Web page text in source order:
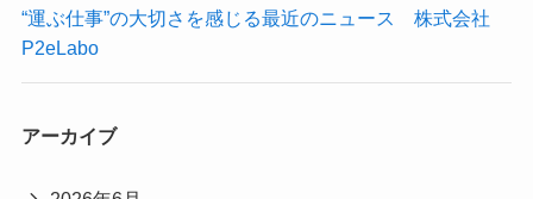
“運ぶ仕事”の大切さを感じる最近のニュース 株式会社
P2eLabo
アーカイブ